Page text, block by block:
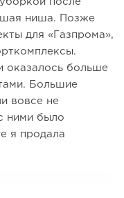
ниша. Позже
для «Газпрома»,
оказалось больше
Большие
вовсе не
ними было
я продала